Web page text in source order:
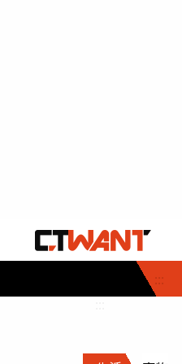
:::
社會首頁
時事
調查